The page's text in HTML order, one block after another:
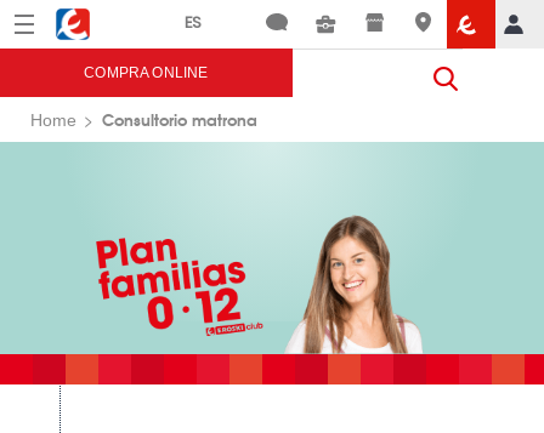
Menú Eroski
COMPRA ONLINE
Home Consultorio matrona